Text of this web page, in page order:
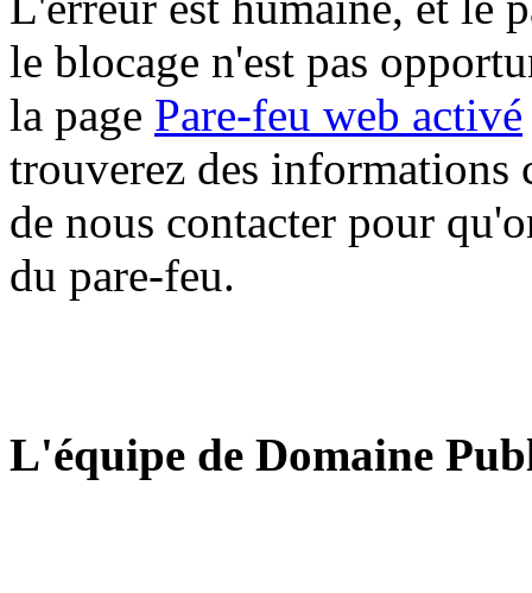
le blocage n'est pas
la page Pare-feu web activé
trouverez des informations
de nous contacter pour
du pare-feu.
L'équipe de Domaine